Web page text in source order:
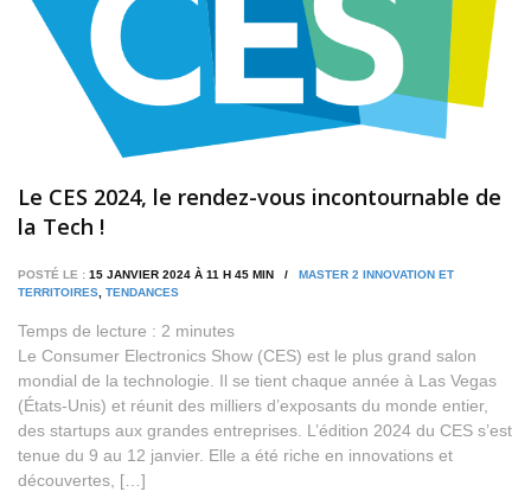
Le CES 2024, le rendez-vous incontournable de
la Tech !
POSTÉ LE : 15 JANVIER 2024 À 11 H 45 MIN / MASTER 2 INNOVATION ET
TERRITOIRES TENDANCES
Temps de lecture : 2 minutes
Le Consumer Electronics Show (CES) est le plus grand salon
mondial de la technologie. Il se tient chaque année à Las Vegas
(États-Unis) et réunit des milliers d’exposants du monde entier,
des startups aux grandes entreprises. L’édition 2024 du CES s’est
tenue du 9 au 12 janvier. Elle a été riche en innovations et
découvertes, […]